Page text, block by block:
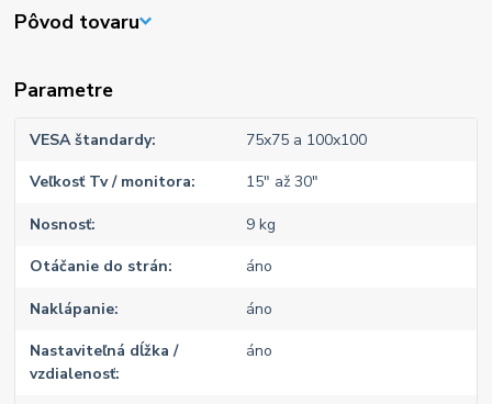
Pôvod tovaru
Parametre
VESA štandardy 75x75 a 100x100
Veľkosť Tv / monitora 15" až 30"
Nosnosť 9 kg
Otáčanie do strán áno
Naklápanie áno
Nastaviteľná dĺžka /
vzdialenosť
áno